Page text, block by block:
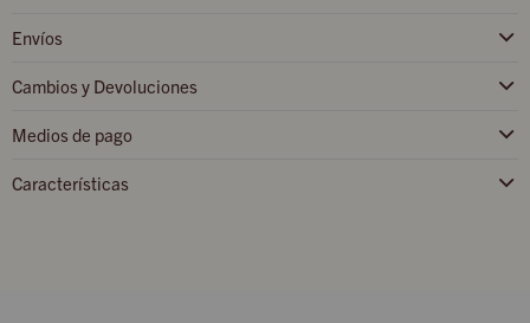
Envíos
Cambios y Devoluciones
Medios de pago
Características